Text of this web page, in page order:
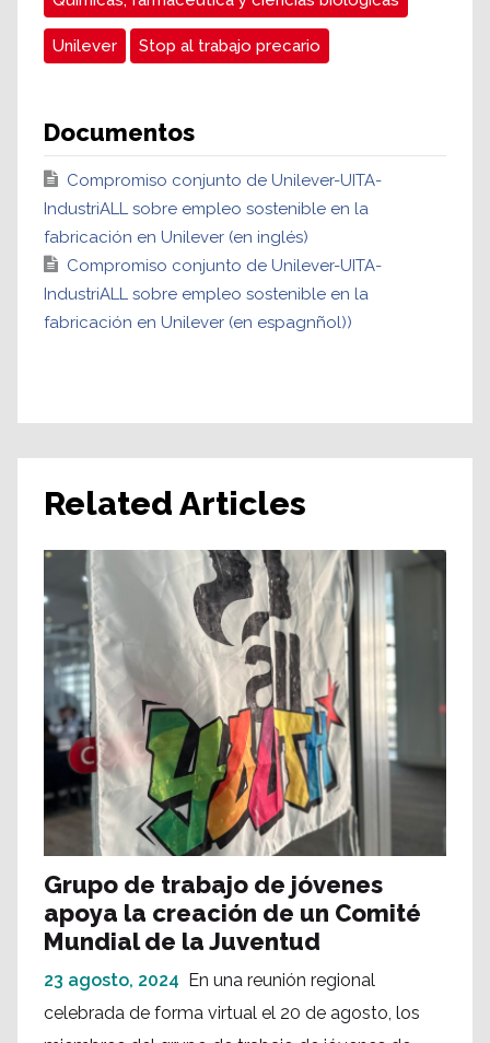
Unilever Stop al trabajo precario
Documentos
Compromiso conjunto de Unilever-UITA-
IndustriALL sobre empleo sostenible en la
fabricación en Unilever (en inglés)
Compromiso conjunto de Unilever-UITA-
IndustriALL sobre empleo sostenible en la
fabricación en Unilever (en espagnñol))
Related Articles
Grupo de trabajo de jóvenes
apoya la creación de un Comité
Mundial de la Juventud
23 agosto, 2024 En una reunión regional
celebrada de forma virtual el 20 de agosto, los